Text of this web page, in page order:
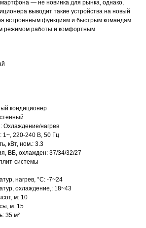
— не новинка для рынка, однако,
выводит такие устройства на новый
встроенным функциям и быстрым командам.
режимом работы и комфортным
кондиционер
нагрев
1~, 220-240 В, 50 Гц
кВт, ном.: 3.3
ВБ, охлажден: 37/34/32/27
системы
нагрев, °C: -7~24
охлаждение,: 18~43
м: 10
м: 15
35 м²